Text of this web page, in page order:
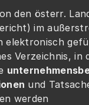
den österr.
im
elektronisch
Verzeichnis, in
und
werden